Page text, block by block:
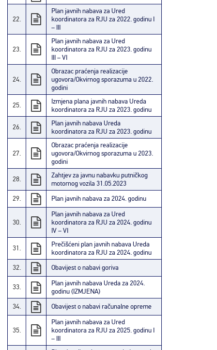
22.
Plan javnih nabava za Ured
koordinatora za RJU za 2022. godinu I
– III
23.
Plan javnih nabava za Ured
koordinatora za RJU za 2023. godinu
III – VI
24.
Obrazac praćenja realizacije
ugovora/Okvirnog sporazuma u 2022.
godini
25.
Izmjena plana javnih nabava Ureda
koordinatora za RJU za 2023. godinu
26.
Plan javnih nabava Ureda
koordinatora za RJU za 2023. godinu
27.
Obrazac praćenja realizacije
ugovora/Okvirnog sporazuma u 2023.
godini
28.
Zahtjev za javnu nabavku putničkog
motornog vozila 31.05.2023
29.
Plan javnih nabava za 2024. godinu
30.
Plan javnih nabava za Ured
koordinatora za RJU za 2024. godinu
IV – VI
31.
Prečišćeni plan javnih nabava Ureda
koordinatora za RJU za 2024. godinu
32.
Obavijest o nabavi goriva
33.
Plan javnih nabava Ureda za 2024.
godinu (IZMJENA)
34.
Obavijest o nabavi računalne opreme
35.
Plan javnih nabava za Ured
koordinatora za RJU za 2025. godinu I
– III